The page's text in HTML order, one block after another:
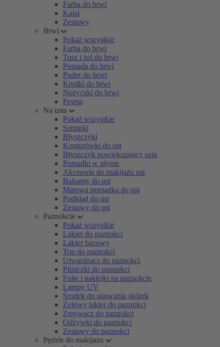
Farba do brwi
Kajal
Zestawy
Brwi
Pokaż wszystkie
Farba do brwi
Tusz i żel do brwi
Pomada do brwi
Puder do brwi
Kredki do brwi
Nożyczki do brwi
Pęseta
Na usta
Pokaż wszystkie
Szminki
Błyszczyki
Konturówki do ust
Błyszczyk powiększający usta
Pomadki w płynie
Akcesoria do makijażu ust
Balsamy do ust
Matowa pomadka do ust
Podkład do ust
Zestawy do ust
Paznokcie
Pokaż wszystkie
Lakier do paznokci
Lakier bazowy
Top do paznokci
Utwardzacz do paznokci
Pilniczki do paznokci
Folie i naklejki na paznokcie
Lampy UV
Środek do usuwania skórek
Żelowy lakier do paznokci
Zmywacz do paznokci
Odżywki do paznokci
Zestawy do paznokci
Pędzle do makijażu